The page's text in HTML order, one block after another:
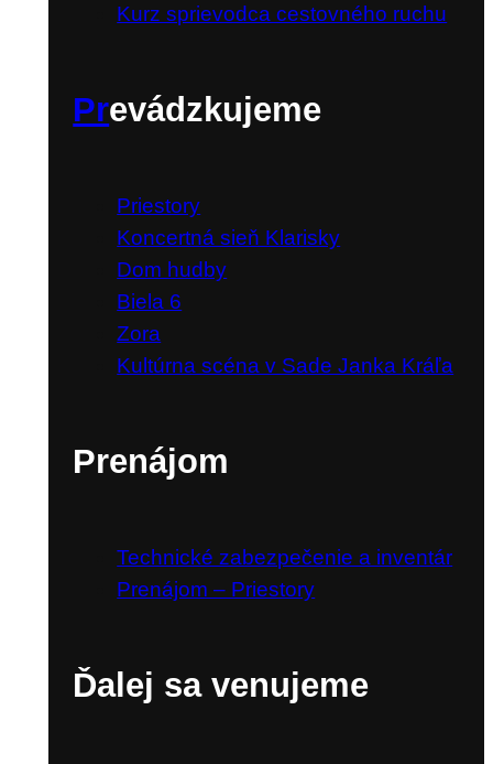
Kurz sprievodca cestovného ruchu
Prevádzkujeme
Priestory
Koncertná sieň Klarisky
Dom hudby
Biela 6
Zora
Kultúrna scéna v Sade Janka Kráľa
Prenájom
Technické zabezpečenie a inventár
Prenájom – Priestory
Ďalej sa venujeme